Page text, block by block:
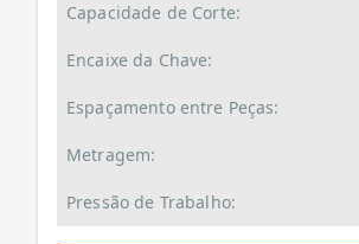
Capacidade de Corte:
Encaixe da Chave:
Espaçamento entre Peças:
Metragem:
Pressão de Trabalho: